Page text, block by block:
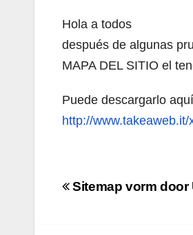
Hola a todos
después de algunas
MAPA DEL SITIO el
Puede descargarlo aquí
http://
Navigazione
Sitemap vorm door